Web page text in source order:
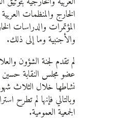
الخارج والمنظمات
المؤتمرات والدراسات
والأجنبية وما إلى ذلك.
لم تقدم لجنة الشؤون
عضو مجلس النقابة حسين
نشاطها خلال الثلاث
وبالتالي فإنها لم تطرح
الجمعية العمومية.